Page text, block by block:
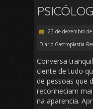
23 de dezembro
Diário Gastroplastia
Conversa
ciente de tudo
de pessoas que
reconheciam
na aparencia.